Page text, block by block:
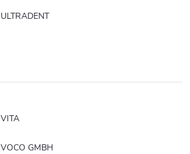
ULTRADENT
VITA
VOCO GMBH